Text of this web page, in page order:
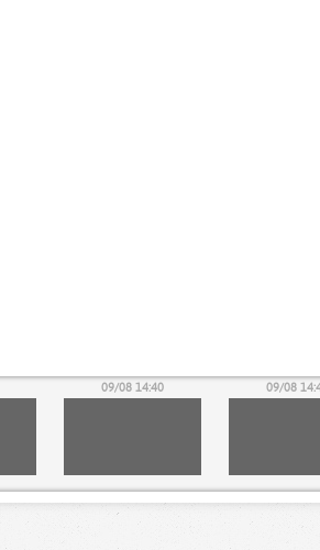
09/08 14:40 09/08